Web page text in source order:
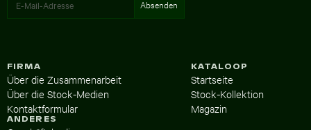
KATALOOP
Startseite
Stock-Kollektion
Magazin
FIRMA
Über die Zusammenarbeit
Über die Stock-Medien
Kontaktformular
ANDERES